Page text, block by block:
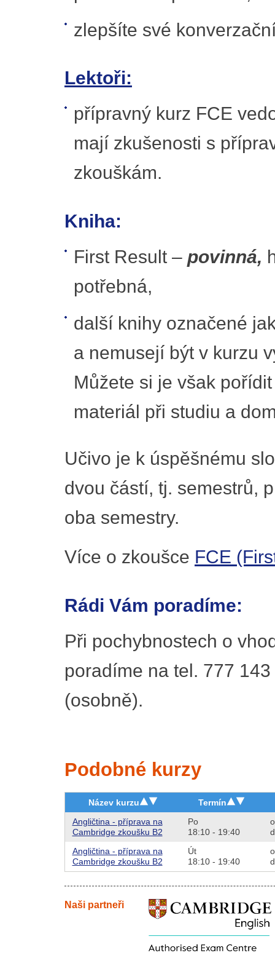
zlepšíte své
Lektoři:
přípravný kurz FCE
mají zkušenosti s
zkouškám.
Kniha:
First Result – povinná,
potřebná,
další knihy označené
a nemusejí být v kurzu
Můžete si je však
materiál při studiu a
Učivo je k úspěšnému
dvou částí, tj. semestrů,
oba semestry.
Více o zkoušce FCE
Rádi Vám poradíme:
Při pochybnostech o
poradíme na tel. 777
(osobně).
Podobné kurzy
Název kurzu
Termín
Angličtina - příprava na
Cambridge zkoušku B2
Po
18:10 - 19:40
Angličtina - příprava na
Cambridge zkoušku B2
Út
18:10 - 19:40
Naši partneři